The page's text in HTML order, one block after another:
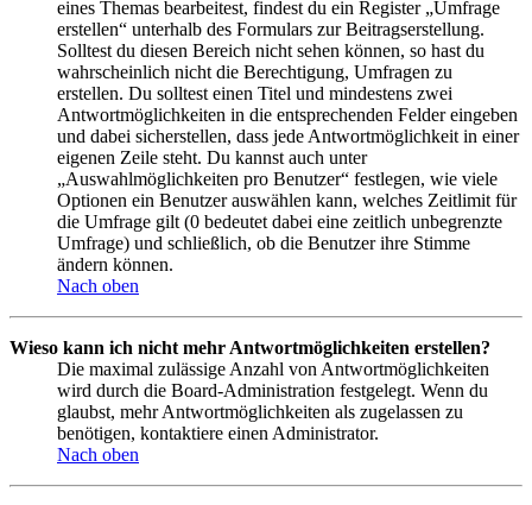
eines Themas bearbeitest, findest du ein Register „Umfrage
erstellen“ unterhalb des Formulars zur Beitragserstellung.
Solltest du diesen Bereich nicht sehen können, so hast du
wahrscheinlich nicht die Berechtigung, Umfragen zu
erstellen. Du solltest einen Titel und mindestens zwei
Antwortmöglichkeiten in die entsprechenden Felder eingeben
und dabei sicherstellen, dass jede Antwortmöglichkeit in einer
eigenen Zeile steht. Du kannst auch unter
„Auswahlmöglichkeiten pro Benutzer“ festlegen, wie viele
Optionen ein Benutzer auswählen kann, welches Zeitlimit für
die Umfrage gilt (0 bedeutet dabei eine zeitlich unbegrenzte
Umfrage) und schließlich, ob die Benutzer ihre Stimme
ändern können.
Nach oben
Wieso kann ich nicht mehr Antwortmöglichkeiten erstellen?
Die maximal zulässige Anzahl von Antwortmöglichkeiten
wird durch die Board-Administration festgelegt. Wenn du
glaubst, mehr Antwortmöglichkeiten als zugelassen zu
benötigen, kontaktiere einen Administrator.
Nach oben